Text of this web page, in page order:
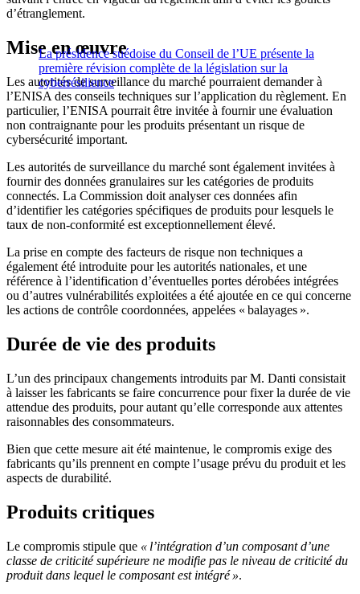
d’étranglement.
La présidence suédoise du Conseil de l’UE présente la
première révision complète de la législation sur la
cyberrésilience
Mise en œuvre
Les autorités de surveillance du marché pourraient demander à
l’ENISA des conseils techniques sur l’application du règlement. En
particulier, l’ENISA pourrait être invitée à fournir une évaluation
non contraignante pour les produits présentant un risque de
cybersécurité important.
Les autorités de surveillance du marché sont également invitées à
fournir des données granulaires sur les catégories de produits
connectés. La Commission doit analyser ces données afin
d’identifier les catégories spécifiques de produits pour lesquels le
taux de non-conformité est exceptionnellement élevé.
La prise en compte des facteurs de risque non techniques a
également été introduite pour les autorités nationales, et une
référence à l’identification d’éventuelles portes dérobées intégrées
ou d’autres vulnérabilités exploitées a été ajoutée en ce qui concerne
les actions de contrôle coordonnées, appelées « balayages ».
Durée de vie des produits
L’un des principaux changements introduits par M. Danti consistait
à laisser les fabricants se faire concurrence pour fixer la durée de vie
attendue des produits, pour autant qu’elle corresponde aux attentes
raisonnables des consommateurs.
Bien que cette mesure ait été maintenue, le compromis exige des
fabricants qu’ils prennent en compte l’usage prévu du produit et les
aspects de durabilité.
Produits critiques
Le compromis stipule que « l’intégration d’un composant d’une
classe de criticité supérieure ne modifie pas le niveau de criticité du
produit dans lequel le composant est intégré ».